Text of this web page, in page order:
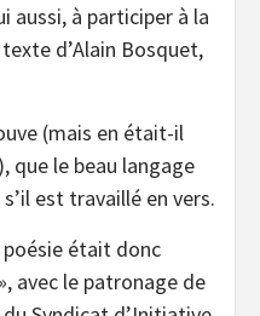
aussi, à participer à la
d’Alain Bosquet,
(mais en était-il
que le beau langage
est travaillé en vers.
était donc
avec le patronage de